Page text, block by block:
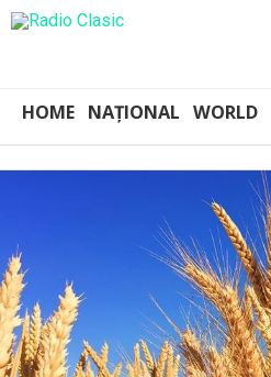
HOME NAȚIONAL WORLD